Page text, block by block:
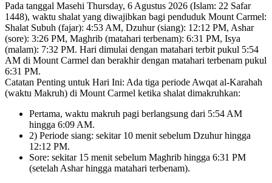
Pada tanggal Masehi Thursday, 6 Agustus 2026 (Islam: 22 Safar
1448), waktu shalat yang diwajibkan bagi penduduk Mount Carmel:
Shalat Subuh (fajar): 4:53 AM, Dzuhur (siang): 12:12 PM, Ashar
(sore): 3:26 PM, Maghrib (matahari terbenam): 6:31 PM, Isya
(malam): 7:32 PM. Hari dimulai dengan matahari terbit pukul 5:54
AM di Mount Carmel dan berakhir dengan matahari terbenam pukul
6:31 PM.
Catatan Penting untuk Hari Ini: Ada tiga periode Awqat al-Karahah
(waktu Makruh) di Mount Carmel ketika shalat dimakruhkan:
Pertama, waktu makruh pagi berlangsung dari 5:54 AM
hingga 6:09 AM.
2) Periode siang: sekitar 10 menit sebelum Dzuhur hingga
12:12 PM.
Sore: sekitar 15 menit sebelum Maghrib hingga 6:31 PM
(setelah Ashar hingga matahari terbenam).